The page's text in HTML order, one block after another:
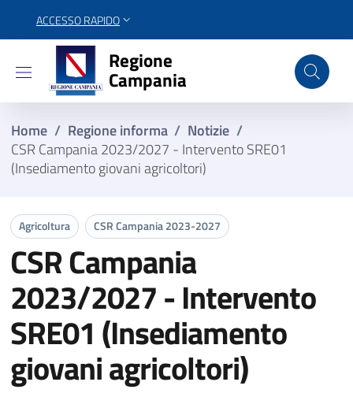
ACCESSO RAPIDO
Regione Campania
Regione
Campania
Home / Regione informa / Notizie /
CSR Campania 2023/2027 - Intervento SRE01
(Insediamento giovani agricoltori)
Agricoltura CSR Campania 2023-2027
CSR Campania
2023/2027 - Intervento
SRE01 (Insediamento
giovani agricoltori)